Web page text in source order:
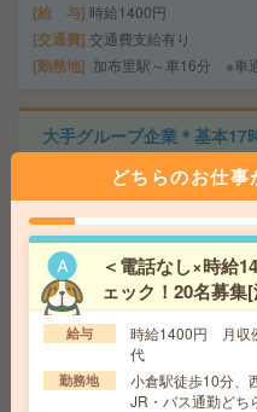
給 与 時給1400円
交通費 交通費支給有り
勤務地 加布里駅～車16分 ※車
大手グループ企業＊基本17
理など[派遣]
給 与 時給1400円＋交 【月
給与の前払いが可能な速払いサー
交通費 交通費支給あり
勤務地
福岡県北九州市戸畑区
20分、鹿児島本線 九州工大前駅
＜時給1,200円～＊好きな
仕分け[派遣]
どちらのお仕事
＜電話なし×時給
ェック！20名募集
給与
時給1400円 月収
代
勤務地
小倉駅徒歩10分
JR・バス通勤どち